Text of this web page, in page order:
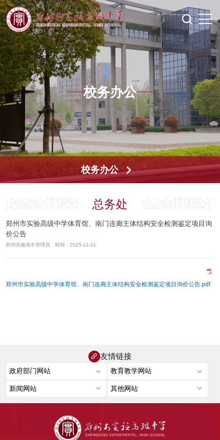
校务办公
校务办公
总务处
郑州市实验高级中学体育馆、南门连廊主体结构安全检测鉴定项目询
价公告
郑州实验高中管理员 时间：2025-11-21
郑州市实验高级中学体育馆、南门连廊主体结构安全检测鉴定项目询价公告.pdf
友情链接